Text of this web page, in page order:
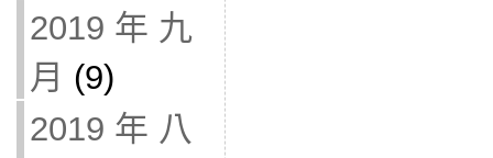
2019 年 九
月 (9)
2019 年 八